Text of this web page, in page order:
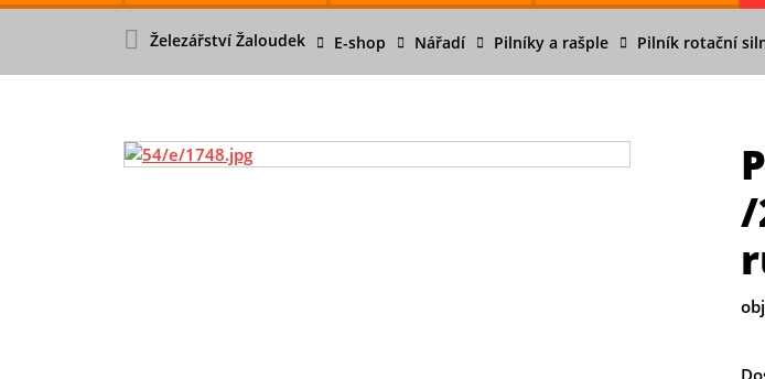
Železářství Žaloudek E-shop Nářadí Pilníky a rašple Pilník rotační
/